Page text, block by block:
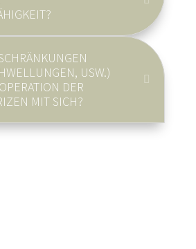
USW.)
DER
MIT SICH?